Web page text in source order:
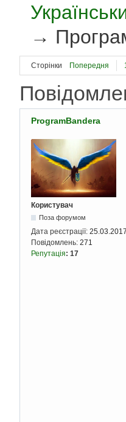
→
Сторінки Попередня
ProgramBandera
Користувач
Поза форумом
Дата реєстрації: 25.03.2017
Повідомлень: 271
Репутація: 17